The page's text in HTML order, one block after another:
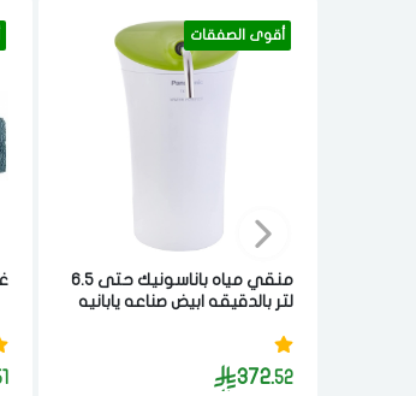
أقوى الصفقات
منقي مياه باناسونيك حتى 6.5
لتر بالدقيقه ابيض صناعه يابانيه
372.52